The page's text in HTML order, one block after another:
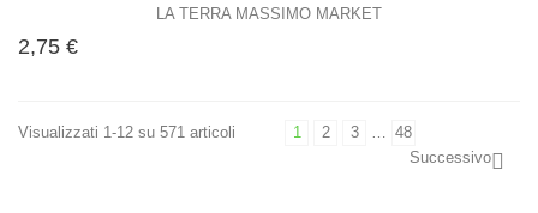
LA TERRA MASSIMO MARKET
2,75 €Prezzo
Visualizzati 1-12 su 571 articoli 1 2 3
48
Successivo